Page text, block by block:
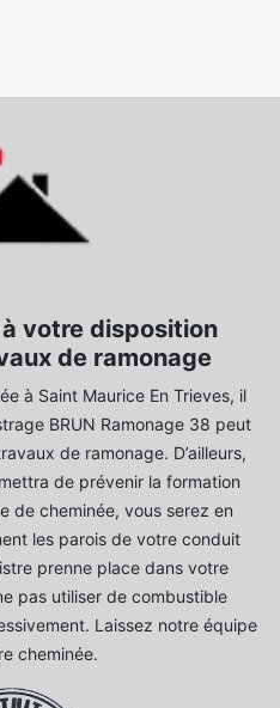
à votre disposition
de ramonage
à Saint Maurice En Trieves, il
BRUN Ramonage 38 peut
de ramonage. D’ailleurs,
de prévenir la formation
de cheminée, vous serez en
les parois de votre conduit
prenne place dans votre
pas utiliser de combustible
Laissez notre équipe
cheminée.